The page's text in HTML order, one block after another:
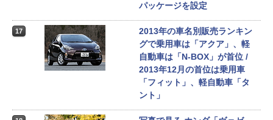
パッケージを設定
17
2013年の車名別販売ランキン
グで乗用車は「アクア」、軽
自動車は「N-BOX」が首位 /
2013年12月の首位は乗用車
「フィット」、軽自動車「タ
ント」